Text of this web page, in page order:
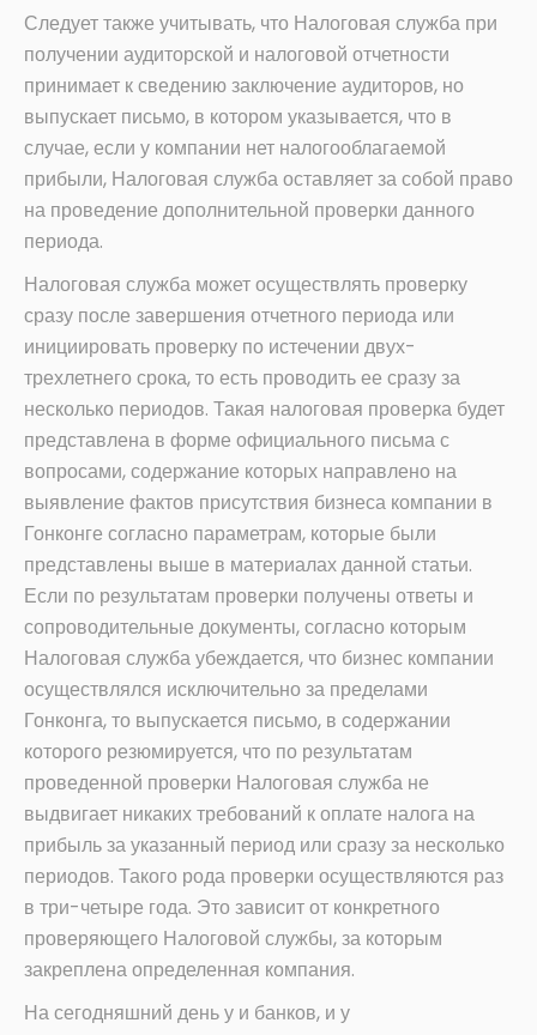
Следует также учитывать, что Налоговая служба при
получении аудиторской и налоговой отчетности
принимает к сведению заключение аудиторов, но
выпускает письмо, в котором указывается, что в
случае, если у компании нет налогооблагаемой
прибыли, Налоговая служба оставляет за собой право
на проведение дополнительной проверки данного
периода.
Налоговая служба может осуществлять проверку
сразу после завершения отчетного периода или
инициировать проверку по истечении двух-
трехлетнего срока, то есть проводить ее сразу за
несколько периодов. Такая налоговая проверка будет
представлена в форме официального письма с
вопросами, содержание которых направлено на
выявление фактов присутствия бизнеса компании в
Гонконге согласно параметрам, которые были
представлены выше в материалах данной статьи.
Если по результатам проверки получены ответы и
сопроводительные документы, согласно которым
Налоговая служба убеждается, что бизнес компании
осуществлялся исключительно за пределами
Гонконга, то выпускается письмо, в содержании
которого резюмируется, что по результатам
проведенной проверки Налоговая служба не
выдвигает никаких требований к оплате налога на
прибыль за указанный период или сразу за несколько
периодов. Такого рода проверки осуществляются раз
в три-четыре года. Это зависит от конкретного
проверяющего Налоговой службы, за которым
закреплена определенная компания.
На сегодняшний день у и банков, и у